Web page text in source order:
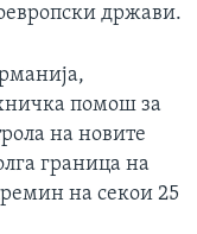
држави.
помош за
на новите
граница на
на секои 25